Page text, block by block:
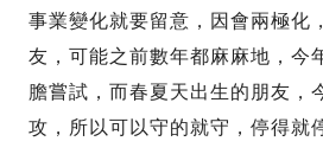
事業變化就要留意，因會兩極化
友，可能之前數年都麻麻地，今
膽嘗試，而春夏天出生的朋友，
攻，所以可以守的就守，停得就